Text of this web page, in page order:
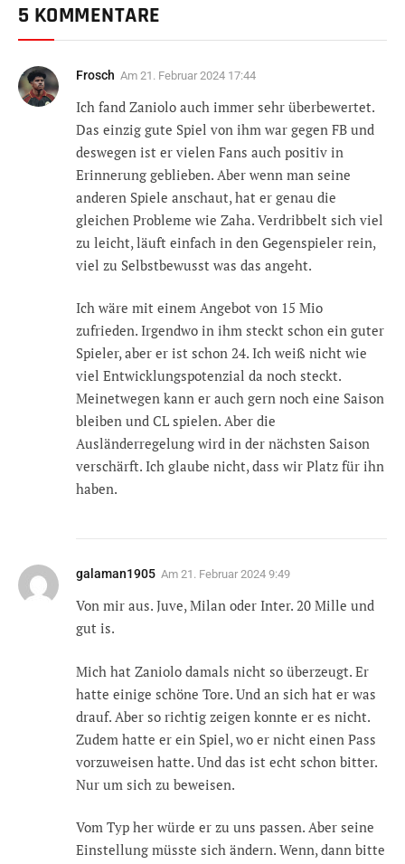
5 KOMMENTARE
Frosch Am 21. Februar 2024 17:44
Ich fand Zaniolo auch immer sehr überbewertet.
Das einzig gute Spiel von ihm war gegen FB und
deswegen ist er vielen Fans auch positiv in
Erinnerung geblieben. Aber wenn man seine
anderen Spiele anschaut, hat er genau die
gleichen Probleme wie Zaha. Verdribbelt sich viel
zu leicht, läuft einfach in den Gegenspieler rein,
viel zu Selbstbewusst was das angeht.
Ich wäre mit einem Angebot von 15 Mio
zufrieden. Irgendwo in ihm steckt schon ein guter
Spieler, aber er ist schon 24. Ich weiß nicht wie
viel Entwicklungspotenzial da noch steckt.
Meinetwegen kann er auch gern noch eine Saison
bleiben und CL spielen. Aber die
Ausländerregelung wird in der nächsten Saison
verschärft. Ich glaube nicht, dass wir Platz für ihn
haben.
galaman1905 Am 21. Februar 2024 9:49
Von mir aus. Juve, Milan oder Inter. 20 Mille und
gut is.
Mich hat Zaniolo damals nicht so überzeugt. Er
hatte einige schöne Tore. Und an sich hat er was
drauf. Aber so richtig zeigen konnte er es nicht.
Zudem hatte er ein Spiel, wo er nicht einen Pass
vorzuweisen hatte. Und das ist echt schon bitter.
Nur um sich zu beweisen.
Vom Typ her würde er zu uns passen. Aber seine
Einstellung müsste sich ändern. Wenn, dann bitte